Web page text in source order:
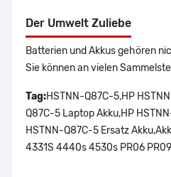
Der Umwelt Zuliebe
Batterien und Akkus gehören
Sie können an vielen
Tag:HSTNN-Q87C-5,HP
Q87C-5 Laptop Akku,HP
HSTNN-Q87C-5 Ersatz
4331S 4440s 4530s PR06